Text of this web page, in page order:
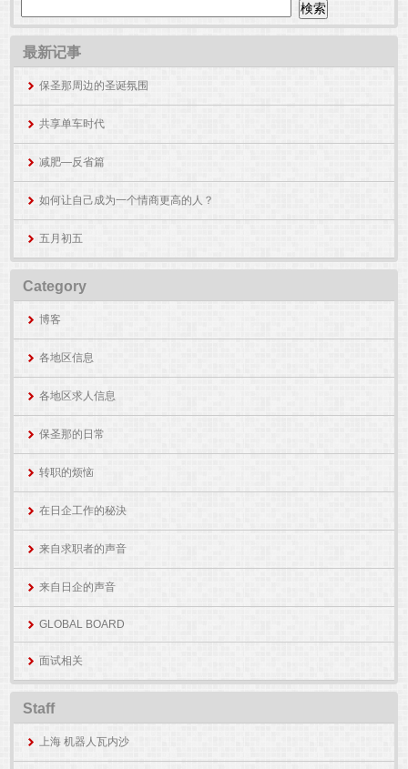
最新记事
保圣那周边的圣诞氛围
共享单车时代
减肥—反省篇
如何让自己成为一个情商更高的人？
五月初五
Category
博客
各地区信息
各地区求人信息
保圣那的日常
转职的烦恼
在日企工作的秘決
来自求职者的声音
来自日企的声音
GLOBAL BOARD
面试相关
Staff
上海 机器人瓦内沙